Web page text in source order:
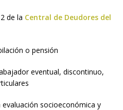
de la Central de Deudores del
o pensión
eventual, discontinuo,
evaluación socioeconómica y